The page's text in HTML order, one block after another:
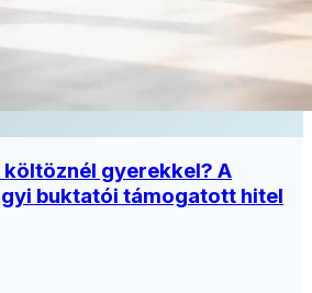
költöznél gyerekkel? A
buktatói támogatott hitel